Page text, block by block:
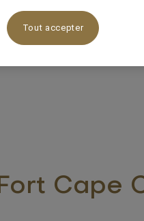
Fort Cape
Tout accepter